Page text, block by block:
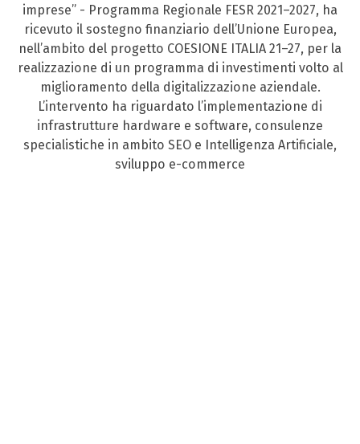
imprese” - Programma Regionale FESR 2021–2027, ha
ricevuto il sostegno finanziario dell’Unione Europea,
nell’ambito del progetto COESIONE ITALIA 21–27, per la
realizzazione di un programma di investimenti volto al
miglioramento della digitalizzazione aziendale.
L’intervento ha riguardato l’implementazione di
infrastrutture hardware e software, consulenze
specialistiche in ambito SEO e Intelligenza Artificiale,
sviluppo e-commerce